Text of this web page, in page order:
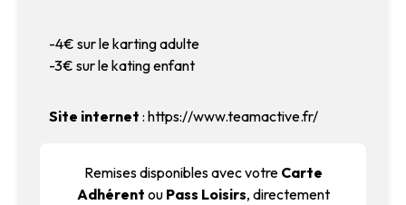
-4€ sur le karting adulte
-3€ sur le kating enfant
Site internet : https://www.teamactive.fr/
Remises disponibles avec votre Carte
Adhérent ou Pass Loisirs, directement